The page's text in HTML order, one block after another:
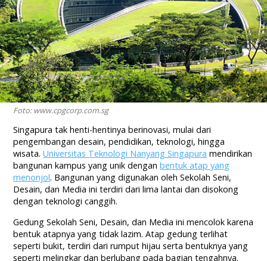
Foto: www.cpgcorp.com.sg
Singapura tak henti-hentinya berinovasi, mulai dari
pengembangan desain, pendidikan, teknologi, hingga
wisata.Universitas Teknologi Nanyang Singapura mendirikan
bangunan kampus yang unik denganbentuk atap yang
menonjol. Bangunan yang digunakan oleh Sekolah Seni,
Desain, dan Media ini terdiri dari lima lantai dan disokong
dengan teknologi canggih.
Gedung Sekolah Seni, Desain, dan Media ini mencolok karena
bentuk atapnya yang tidak lazim. Atap gedung terlihat
seperti bukit, terdiri dari rumput hijau serta bentuknya yang
seperti melingkar dan berlubang pada bagian tengahnya.